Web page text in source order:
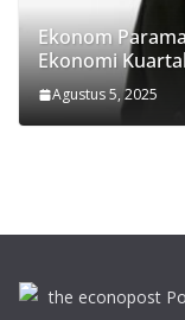
Ekonom
Ekonomi
Agustus 5, 2025